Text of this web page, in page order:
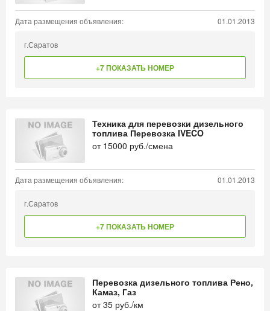
Дата размещения объявления: 01.01.2013
г.Саратов
+7 ПОКАЗАТЬ НОМЕР
Техника для перевозки дизельного
топлива Перевозка IVECO
от 15000 руб./смена
Дата размещения объявления: 01.01.2013
г.Саратов
+7 ПОКАЗАТЬ НОМЕР
Перевозка дизельного топлива Рено,
Камаз, Газ
от35 руб./км